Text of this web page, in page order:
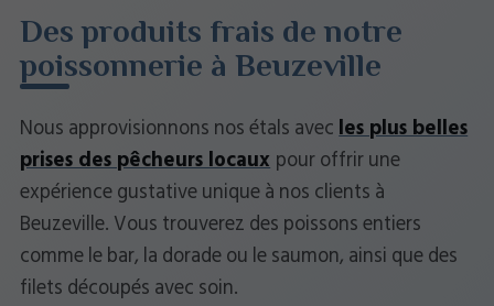
Des produits frais de notre
poissonnerie à Beuzeville
Nous approvisionnons nos étals avecles plus belles
prises des pêcheurs locaux pour offrir une
expérience gustative unique à nos clients à
Beuzeville. Vous trouverez des poissons entiers
comme le bar, la dorade ou le saumon, ainsi que des
filets découpés avec soin.